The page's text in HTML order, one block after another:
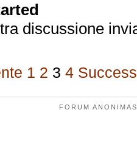
discussione
1 2 3 4
FORUM